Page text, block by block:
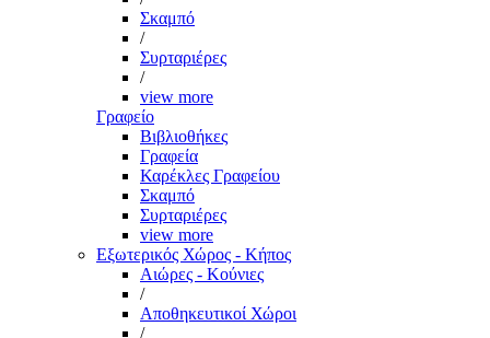
Σκαμπό
/
Συρταριέρες
/
view more
Γραφείο
Βιβλιοθήκες
Γραφεία
Καρέκλες Γραφείου
Σκαμπό
Συρταριέρες
view more
Εξωτερικός Χώρος - Κήπος
Αιώρες - Κούνιες
/
Αποθηκευτικοί Χώροι
/